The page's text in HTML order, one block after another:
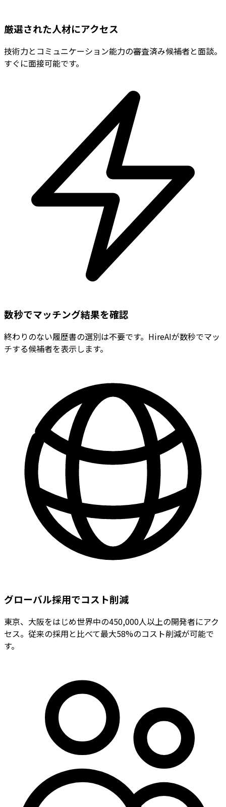
厳選された人材にアクセス
技術力とコミュニケーション能力の審査済み候補者と面談。
すぐに面接可能です。
数秒でマッチング結果を確認
終わりのない履歴書の選別は不要です。HireAIが数秒でマッ
チする候補者を表示します。
グローバル採用でコスト削減
東京、大阪をはじめ世界中の450,000人以上の開発者にアク
セス。従来の採用と比べて最大58%のコスト削減が可能で
す。